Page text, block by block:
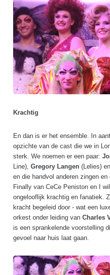
Krachtig
En dan is er het ensemble. In
opzichte van de cast die we in
sterk. We noemen er een paar:
Line), Gregory Langen(Lelies) en
en die handvol anderen zingen
Finally van CeCe Peniston en I
ongelooflijk krachtig en fanatiek.
kracht begeleid door - wat een
orkest onder leiding van Charles
is een sprankelende voorstelling
gevoel naar huis laat gaan.